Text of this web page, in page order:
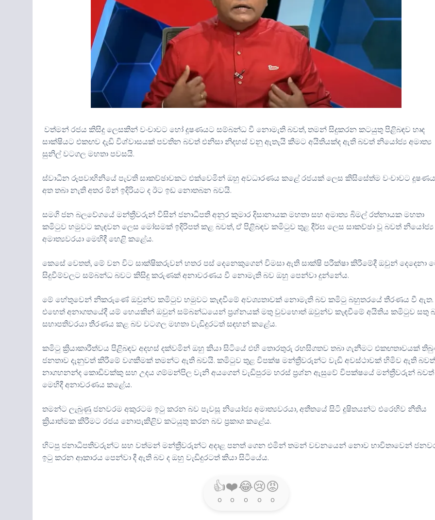
වත්මන් රජය කිසිදු ලෙසකින් වංචාවට හෝ දූෂණයට සම්බන්ධ වී නොමැති බවත්, තමන් සිදුකරන කටයුතු පිළිබඳව හෘද
සාක්ෂියට එකඟව දැඩි විශ්වාසයක් පවතින බවත් එනිසා නිදහස් වනු ඇතැයි කීමට අයිතියක්ද ඇති බවත් නියෝජ්‍ය අමාත්‍ය
සුනිල් වටගල මහතා පවසයි.
ස්වාධීන රූපවාහිනියේ පැවති සාකච්ඡාවකට එක්වෙමින් ඔහු අවධාරණය කළේ රජයක් ලෙස කිසිසේත්ම වංචාවට
අත තබා නැති අතර මින් ඉදිරියට ද ඊට ඉඩ නොතබන බවයි.
සමගි ජන බලවේගයේ මන්ත්‍රීවරුන් විසින් ජනාධිපති අනුර කුමාර දිසානායක මහතා සහ අමාත්‍ය බිමල් රත්නායක මහතා
කමිටුව හමුවට කැඳවන ලෙස මෝසමක් ඉදිරිපත් කළ බවත්, ඒ පිළිබඳව කමිටුව තුළ දීර්ඝ ලෙස සාකච්ඡා වූ බවත් නියෝජ්‍ය
අමාත්‍යවරයා මෙහිදී හෙළි කළේය.
කෙසේ වෙතත්, මේ වන විට සාක්ෂිකරුවන් හතර පස් දෙනෙකුගෙන් විමසා ඇති සාක්ෂි පරීක්ෂා කිරීමේදී ඔවුන් දෙදෙනා
සිදුවීම්වලට සම්බන්ධ බවට කිසිදු කරුණක් අනාවරණය වී නොමැති බව ඔහු පෙන්වා දුන්නේය.
මේ හේතුවෙන් නිකරුණේ ඔවුන්ව කමිටුව හමුවට කැඳවීමේ අවශ්‍යතාවක් නොමැති බව කමිටු බහුතරයේ තීරණය වී ඇත.
එහෙත් අනාගතයේදී යම් හෙයකින් ඔවුන් සම්බන්ධයෙන් ප්‍රශ්නයක් මතු වුවහොත් ඔවුන්ව කැඳවීමේ අයිතිය කමිටුව සතු
සභාපතිවරයා තීරණය කළ බව වටගල මහතා වැඩිදුරටත් සඳහන් කළේය.
කමිටු ක්‍රියාකාරීත්වය පිළිබඳව අදහස් දක්වමින් ඔහු කියා සිටියේ එහි තොරතුරු රහසිගතව තබා ගැනීමට එකඟතාවයක්
ජනතාව දැනුවත් කිරීමේ වගකීමක් තමන්ට ඇති බවයි. කමිටුව තුළ විපක්ෂ මන්ත්‍රීවරුන්ට වැඩි අවස්ථාවක් හිමිව ඇති
නාගහනන්ද කොඩිවක්කු සහ උදය ගම්මන්පිල වැනි අයගෙන් වැඩිපුරම හරස් ප්‍රශ්න ඇසුවේ විපක්ෂයේ මන්ත්‍රීවරුන්
මෙහිදී අනාවරණය කළේය.
තමන්ට ලැබුණු ජනවරම අකුරටම ඉටු කරන බව පැවසූ නියෝජ්‍ය අමාත්‍යවරයා, අතීතයේ සිටි දූෂිතයන්ට එරෙහිව නීතිය
ක්‍රියාත්මක කිරීමට රජය නොපැකිළිව කටයුතු කරන බව ප්‍රකාශ කළේය.
හිටපු ජනාධිපතිවරුන්ට සහ වත්මන් මන්ත්‍රීවරුන්ට අදාළ පනත් ගෙන එමින් තමන් වචනයෙන් නොව භාවිතාවෙන්
ඉටු කරන ආකාරය පෙන්වා දී ඇති බව ද ඔහු වැඩිදුරටත් කියා සිටියේය.
👍
0
❤️
0
😂
0
😢
0
😡
0